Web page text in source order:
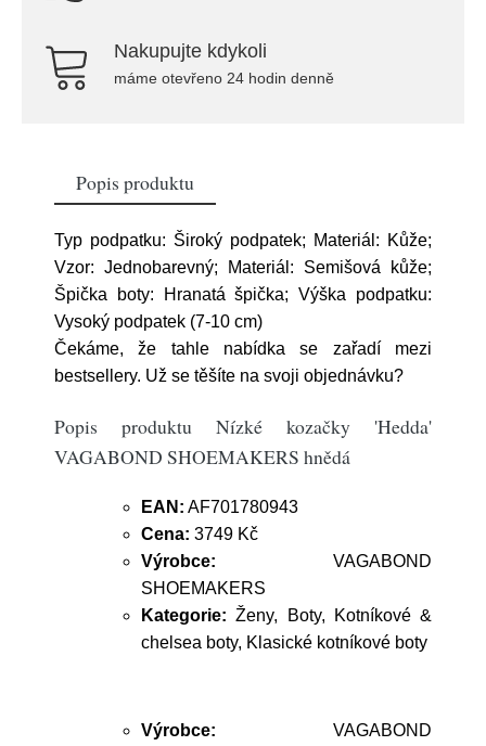
Nakupujte kdykoli
máme otevřeno 24 hodin denně
Popis produktu
Typ podpatku: Široký podpatek; Materiál: Kůže;
Vzor: Jednobarevný; Materiál: Semišová kůže;
Špička boty: Hranatá špička; Výška podpatku:
Vysoký podpatek (7-10 cm)
Čekáme, že tahle nabídka se zařadí mezi
bestsellery. Už se těšíte na svoji objednávku?
Popis produktu Nízké kozačky 'Hedda'
VAGABOND SHOEMAKERS hnědá
EAN: AF701780943
Cena: 3749 Kč
Výrobce: VAGABOND
SHOEMAKERS
Kategorie: Ženy, Boty, Kotníkové &
chelsea boty, Klasické kotníkové boty
Výrobce: VAGABOND